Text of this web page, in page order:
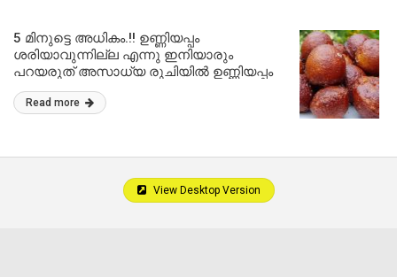
5 മിനുട്ടെ അധികം.!! ഉണ്ണിയപ്പം
ശരിയാവുന്നില്ല എന്നു ഇനിയാരും
പറയരുത് അസാധ്യ രുചിയിൽ ഉണ്ണിയപ്പം
ഇങ്ങനെ ഉണ്ടാക്കി നോക്കൂ.!! Soft and tasty
Unniyappam Recipe
Read more
View Desktop Version